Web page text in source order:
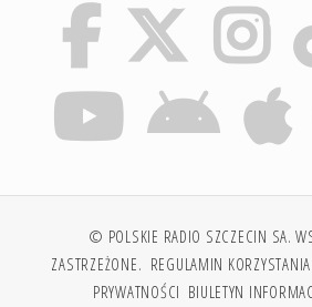
© POLSKIE RADIO SZCZECIN SA.
ZASTRZEŻONE. REGULAMIN
PRYWATNOŚCI BIULETYN